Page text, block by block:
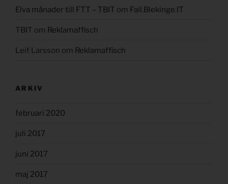
Elva månader till FTT – TBIT om Fail.Blekinge.IT
TBIT om Reklamaffisch
Leif Larsson om Reklamaffisch
ARKIV
februari 2020
juli 2017
juni 2017
maj 2017